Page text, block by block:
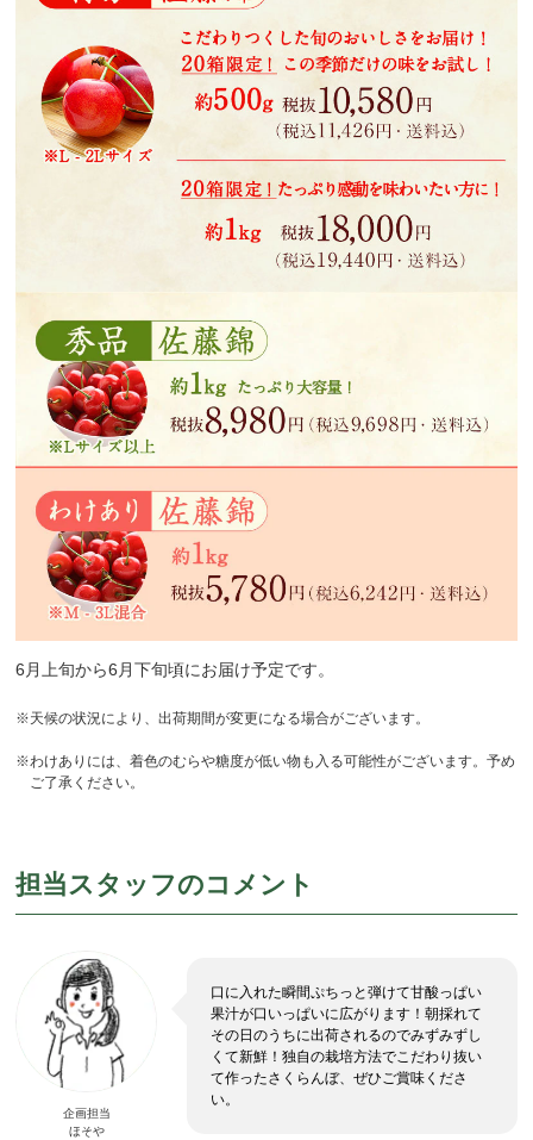
6月上旬から6月下旬頃にお届け予定です。
※天候の状況により、出荷期間が変更になる場合がございます。
※わけありには、着色のむらや糖度が低い物も入る可能性がございます。予め
ご了承ください。
担当スタッフのコメント
企画担当
ほそや
口に入れた瞬間ぷちっと弾けて甘酸っぱい
果汁が口いっぱいに広がります！朝採れて
その日のうちに出荷されるのでみずみずし
くて新鮮！独自の栽培方法でこだわり抜い
て作ったさくらんぼ、ぜひご賞味くださ
い。